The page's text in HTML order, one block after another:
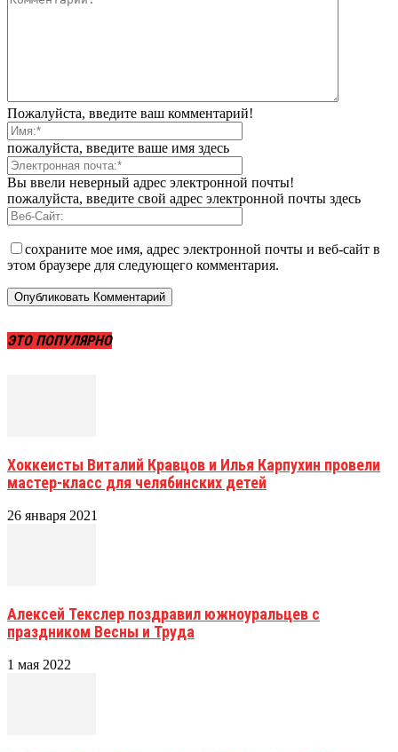
Пожалуйста, введите ваш комментарий!
пожалуйста, введите ваше имя здесь
Вы ввели неверный адрес электронной почты!
пожалуйста, введите свой адрес электронной почты здесь
сохраните мое имя, адрес электронной почты и веб-сайт в
этом браузере для следующего комментария.
ЭТО ПОПУЛЯРНО
Хоккеисты Виталий Кравцов и Илья Карпухин провели
мастер-класс для челябинских детей
26 января 2021
Алексей Текслер поздравил южноуральцев с
праздником Весны и Труда
1 мая 2022